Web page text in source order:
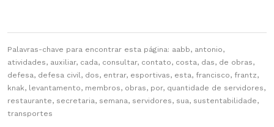
Palavras-chave para encontrar esta página: aabb, antonio,
atividades, auxiliar, cada, consultar, contato, costa, das, de obras,
defesa, defesa civil, dos, entrar, esportivas, esta, francisco, frantz,
knak, levantamento, membros, obras, por, quantidade de servidores,
restaurante, secretaria, semana, servidores, sua, sustentabilidade,
transportes